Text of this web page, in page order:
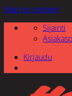
Skip to content
Sijainti
Kirjaudu